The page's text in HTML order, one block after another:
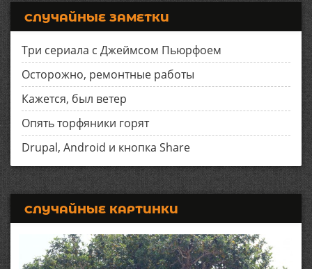
СЛУЧАЙНЫЕ ЗАМЕТКИ
Три сериала с Джеймсом Пьюрфоем
Осторожно, ремонтные работы
Кажется, был ветер
Опять торфяники горят
Drupal, Android и кнопка Share
СЛУЧАЙНЫЕ КАРТИНКИ